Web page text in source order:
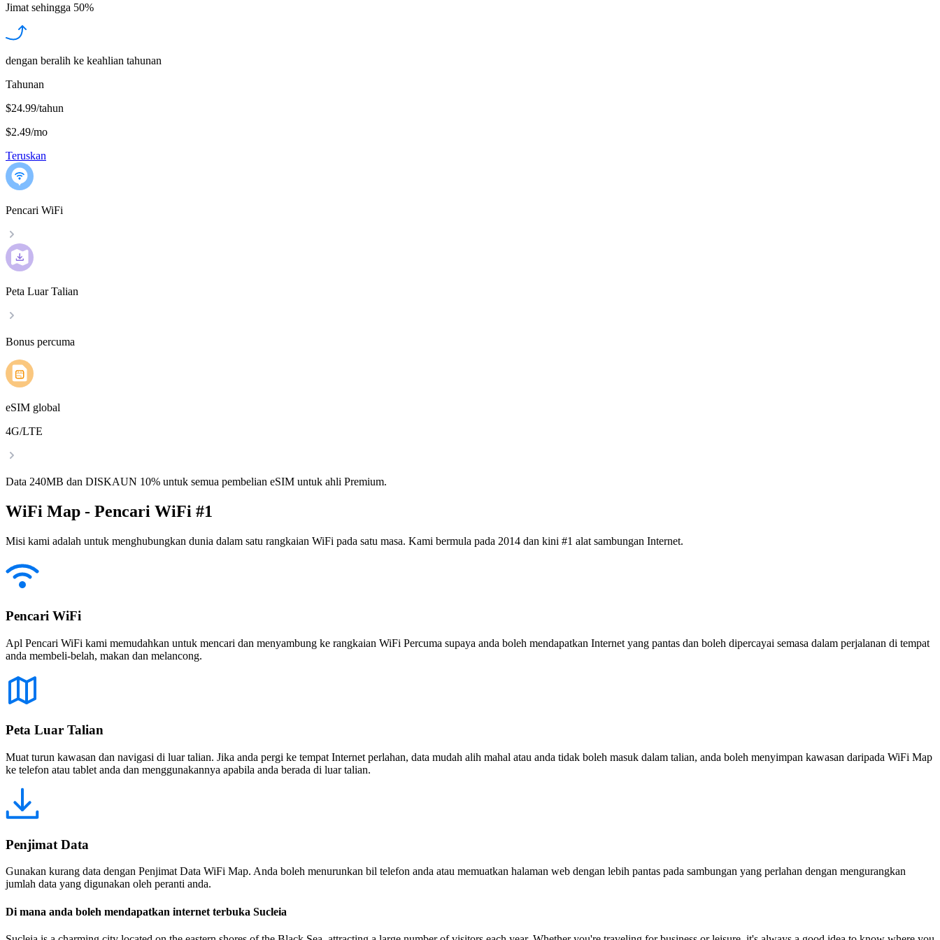
Jimat sehingga 50%
dengan beralih ke keahlian tahunan
Tahunan
$24.99/tahun
$2.49/mo
Teruskan
Pencari WiFi
Peta Luar Talian
Bonus percuma
eSIM global
4G/LTE
Data 240MB dan DISKAUN 10% untuk semua pembelian eSIM untuk ahli Premium.
WiFi Map - Pencari WiFi #1
Misi kami adalah untuk menghubungkan dunia dalam satu rangkaian WiFi pada satu masa. Kami bermula pada 2014 dan kini #1 alat sambungan Internet.
Pencari WiFi
Apl Pencari WiFi kami memudahkan untuk mencari dan menyambung ke rangkaian WiFi Percuma supaya anda boleh mendapatkan Internet yang pantas dan boleh dipercayai semasa dalam perjalanan di tempat
anda membeli-belah, makan dan melancong.
Peta Luar Talian
Muat turun kawasan dan navigasi di luar talian. Jika anda pergi ke tempat Internet perlahan, data mudah alih mahal atau anda tidak boleh masuk dalam talian, anda boleh menyimpan kawasan daripada WiFi Map
ke telefon atau tablet anda dan menggunakannya apabila anda berada di luar talian.
Penjimat Data
Gunakan kurang data dengan Penjimat Data WiFi Map. Anda boleh menurunkan bil telefon anda atau memuatkan halaman web dengan lebih pantas pada sambungan yang perlahan dengan mengurangkan
jumlah data yang digunakan oleh peranti anda.
Di mana anda boleh mendapatkan internet terbuka Sucleia